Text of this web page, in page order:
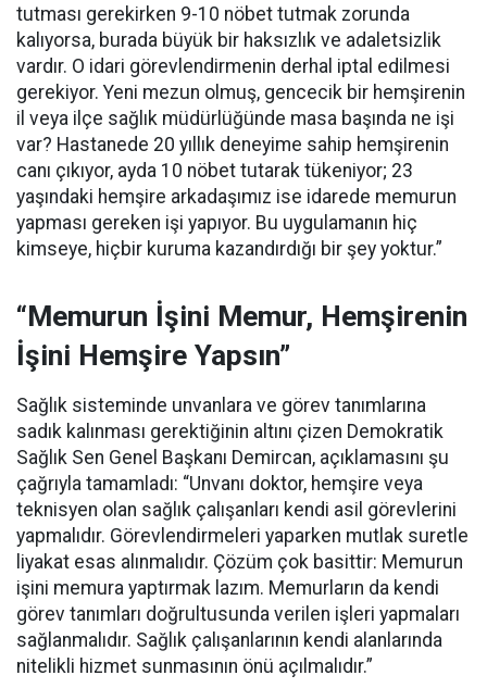
tutması gerekirken 9-10 nöbet tutmak zorunda
kalıyorsa, burada büyük bir haksızlık ve adaletsizlik
vardır. O idari görevlendirmenin derhal iptal edilmesi
gerekiyor. Yeni mezun olmuş, gencecik bir hemşirenin
il veya ilçe sağlık müdürlüğünde masa başında ne işi
var? Hastanede 20 yıllık deneyime sahip hemşirenin
canı çıkıyor, ayda 10 nöbet tutarak tükeniyor; 23
yaşındaki hemşire arkadaşımız ise idarede memurun
yapması gereken işi yapıyor. Bu uygulamanın hiç
kimseye, hiçbir kuruma kazandırdığı bir şey yoktur.”
“Memurun İşini Memur, Hemşirenin
İşini Hemşire Yapsın”
Sağlık sisteminde unvanlara ve görev tanımlarına
sadık kalınması gerektiğinin altını çizen Demokratik
Sağlık Sen Genel Başkanı Demircan, açıklamasını şu
çağrıyla tamamladı: “Unvanı doktor, hemşire veya
teknisyen olan sağlık çalışanları kendi asil görevlerini
yapmalıdır. Görevlendirmeleri yaparken mutlak suretle
liyakat esas alınmalıdır. Çözüm çok basittir: Memurun
işini memura yaptırmak lazım. Memurların da kendi
görev tanımları doğrultusunda verilen işleri yapmaları
sağlanmalıdır. Sağlık çalışanlarının kendi alanlarında
nitelikli hizmet sunmasının önü açılmalıdır.”